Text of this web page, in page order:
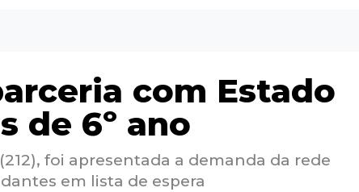
com Estado
de 6º ano
foi apresentada a demanda da rede
em lista de espera